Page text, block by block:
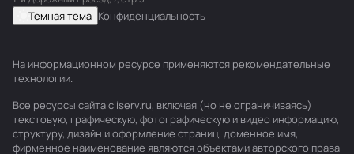
Темная тема Конфиденциальность
На информационном ресурсе применяются рекомендательные
технологии.
Все ресурсы сайта cliserv.ru, включая (но не ограничиваясь)
текстовую, графическую, фотографическую и видео информацию,
структуру, дизайн и оформление страниц, доменное имя,
фирменное наименование являются объектами авторского права